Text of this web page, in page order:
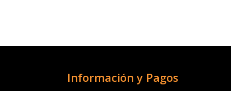
Información y Pagos